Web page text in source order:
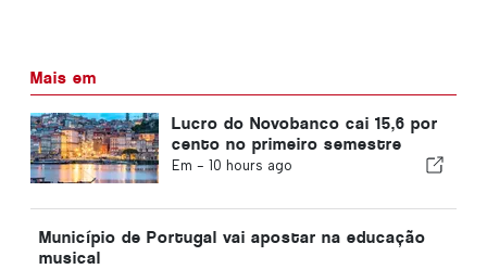
Mais em
Lucro do Novobanco cai 15,6 por
cento no primeiro semestre
Em - 10 hours ago
Município de Portugal vai apostar na educação
musical